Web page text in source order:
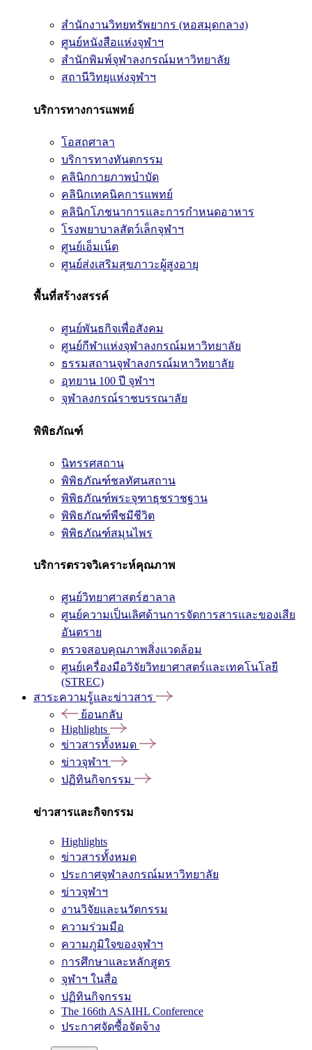
สำนักงานวิทยทรัพยากร (หอสมุดกลาง)
ศูนย์หนังสือแห่งจุฬาฯ
สำนักพิมพ์จุฬาลงกรณ์มหาวิทยาลัย
สถานีวิทยุแห่งจุฬาฯ
บริการทางการแพทย์
โอสถศาลา
บริการทางทันตกรรม
คลินิกกายภาพบำบัด
คลินิกเทคนิคการแพทย์
คลินิกโภชนาการและการกำหนดอาหาร
โรงพยาบาลสัตว์เล็กจุฬาฯ
ศูนย์เอ็มเน็ต
ศูนย์ส่งเสริมสุขภาวะผู้สูงอายุ
พื้นที่สร้างสรรค์
ศูนย์พันธกิจเพื่อสังคม
ศูนย์กีฬาแห่งจุฬาลงกรณ์มหาวิทยาลัย
ธรรมสถานจุฬาลงกรณ์มหาวิทยาลัย
อุทยาน 100 ปี จุฬาฯ
จุฬาลงกรณ์ราชบรรณาลัย
พิพิธภัณฑ์
นิทรรศสถาน
พิพิธภัณฑ์ชลทัศนสถาน
พิพิธภัณฑ์พระจุฑาธุชราชฐาน
พิพิธภัณฑ์พืชมีชีวิต
พิพิธภัณฑ์สมุนไพร
บริการตรวจวิเคราะห์คุณภาพ
ศูนย์วิทยาศาสตร์ฮาลาล
ศูนย์ความเป็นเลิศด้านการจัดการสารและของเสีย
อันตราย
ตรวจสอบคุณภาพสิ่งแวดล้อม
ศูนย์เครื่องมือวิจัยวิทยาศาสตร์และเทคโนโลยี
(STREC)
สาระความรู้และข่าวสาร
ย้อนกลับ
Highlights
ข่าวสารทั้งหมด
ข่าวจุฬาฯ
ปฏิทินกิจกรรม
ข่าวสารและกิจกรรม
Highlights
ข่าวสารทั้งหมด
ประกาศจุฬาลงกรณ์มหาวิทยาลัย
ข่าวจุฬาฯ
งานวิจัยและนวัตกรรม
ความร่วมมือ
ความภูมิใจของจุฬาฯ
การศึกษาและหลักสูตร
จุฬาฯ ในสื่อ
ปฏิทินกิจกรรม
The 166th ASAIHL Conference
ประกาศจัดซื้อจัดจ้าง